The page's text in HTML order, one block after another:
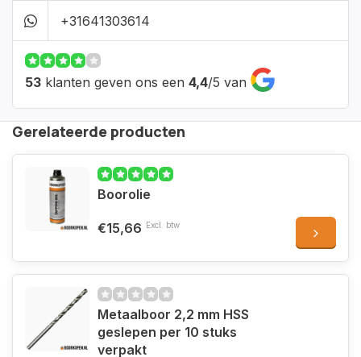
+31641303614
53 klanten geven ons een 4,4/5 van
Gerelateerde producten
Boorolie
€15,66 Excl. btw
Metaalboor 2,2 mm HSS
geslepen per 10 stuks
verpakt